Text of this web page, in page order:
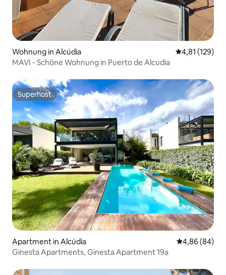
Wohnung in Alcúdia
4,81 (129)
MAVI - Schöne Wohnung in Puerto de Alcudia
Superhost
Superhost
Apartment in Alcúdia
4,86 (84)
Ginesta Apartments, Ginesta Apartment 19a